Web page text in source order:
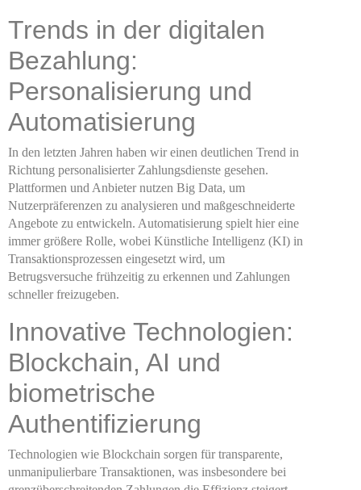
Trends in der digitalen
Bezahlung:
Personalisierung und
Automatisierung
In den letzten Jahren haben wir einen deutlichen Trend in
Richtung personalisierter Zahlungsdienste gesehen.
Plattformen und Anbieter nutzen Big Data, um
Nutzerpräferenzen zu analysieren und maßgeschneiderte
Angebote zu entwickeln. Automatisierung spielt hier eine
immer größere Rolle, wobei Künstliche Intelligenz (KI) in
Transaktionsprozessen eingesetzt wird, um
Betrugsversuche frühzeitig zu erkennen und Zahlungen
schneller freizugeben.
Innovative Technologien:
Blockchain, AI und
biometrische
Authentifizierung
Technologien wie Blockchain sorgen für transparente,
unmanipulierbare Transaktionen, was insbesondere bei